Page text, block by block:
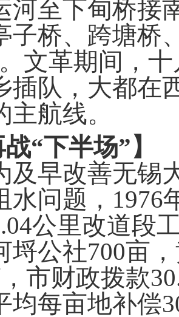
河至下甸桥接
子桥、跨塘桥
文革期间，
插队，大都在
主航线。
“下半场”】
改善无锡大
水问题，1976
公里改道段
埒公社700亩
市财政拨款
均每亩地补偿